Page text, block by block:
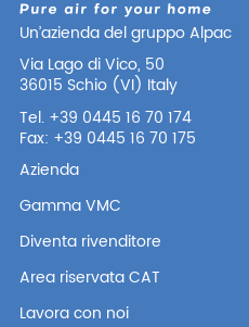
Un’azienda del gruppo Alpac
Via Lago di Vico, 50
36015 Schio (VI) Italy
Tel. +39 0445 16 70 174
Fax: +39 0445 16 70 175
Azienda
Gamma VMC
Diventa rivenditore
Area riservata CAT
Lavora con noi